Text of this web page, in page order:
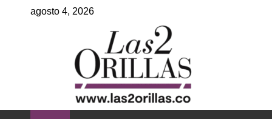
agosto 4, 2026